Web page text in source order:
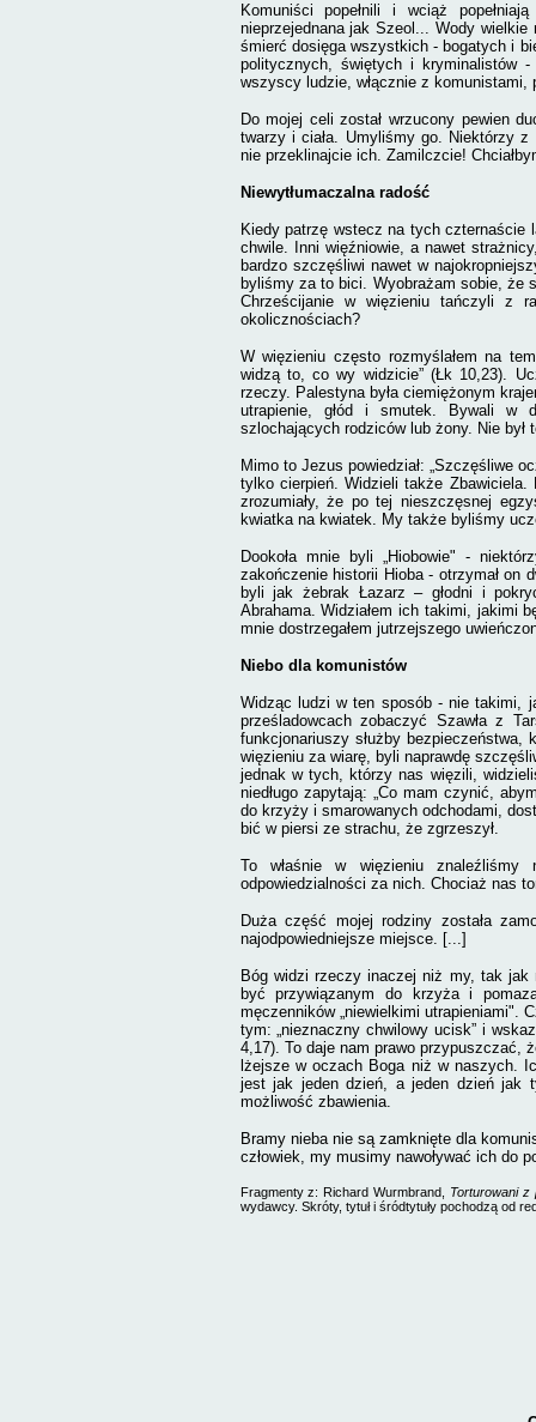
Komuniści popełnili i wciąż
nieprzejednana jak Szeol... Wody
śmierć dosięga wszystkich - bogatych i
politycznych, świętych i kryminalistów
wszyscy ludzie, włącznie z komunistami,
Do mojej celi został wrzucony pewien
twarzy i ciała. Umyliśmy go. Niektórzy z
nie przeklinajcie ich. Zamilczcie!
Niewytłumaczalna radość
Kiedy patrzę wstecz na tych czternaście
chwile. Inni więźniowie, a nawet
bardzo szczęśliwi nawet w
byliśmy za to bici. Wyobrażam sobie, że
Chrześcijanie w więzieniu tańczyli z
okolicznościach?
W więzieniu często rozmyślałem na
widzą to, co wy widzicie” (Łk 10,23).
rzeczy. Palestyna była ciemiężonym
utrapienie, głód i smutek. Bywali w
szlochających rodziców lub żony. Nie był
Mimo to Jezus powiedział: „Szczęśliwe
tylko cierpień. Widzieli także
zrozumiały, że po tej nieszczęsnej
kwiatka na kwiatek. My także byliśmy
Dookoła mnie byli „Hiobowie" -
zakończenie historii Hioba - otrzymał on
byli jak żebrak Łazarz – głodni i
Abrahama. Widziałem ich takimi, jakimi
mnie dostrzegałem jutrzejszego
Niebo dla komunistów
Widząc ludzi w ten sposób - nie takimi,
prześladowcach zobaczyć Szawła z
funkcjonariuszy służby
więzieniu za wiarę, byli naprawdę
jednak w tych, którzy nas więzili,
niedługo zapytają: „Co mam czynić,
do krzyży i smarowanych odchodami,
bić w piersi ze strachu, że zgrzeszył.
To właśnie w więzieniu znaleźliśmy
odpowiedzialności za nich. Chociaż nas
Duża część mojej rodziny została
najodpowiedniejsze miejsce. [...]
Bóg widzi rzeczy inaczej niż my, tak
być przywiązanym do krzyża i
męczenników „niewielkimi utrapieniami".
tym: „nieznaczny chwilowy ucisk” i
4,17). To daje nam prawo przypuszczać,
lżejsze w oczach Boga niż w naszych.
jest jak jeden dzień, a jeden dzień jak
możliwość zbawienia.
Bramy nieba nie są zamknięte dla
człowiek, my musimy nawoływać ich do
Fragmenty z: Richard Wurmbrand, Torturowani z
wydawcy. Skróty, tytuł i śródtytuły pochodzą od